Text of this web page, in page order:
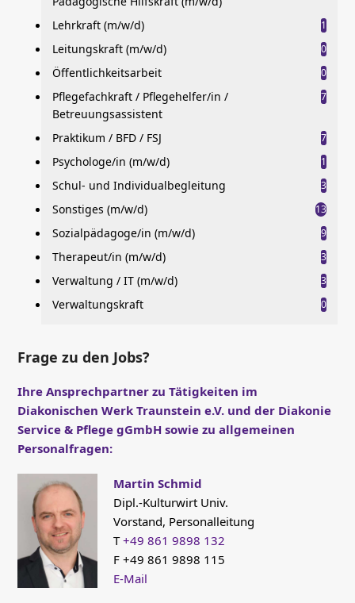
Lehrkraft (m/w/d)
1
Leitungskraft (m/w/d) 0
Öffentlichkeitsarbeit 0
Pflegefachkraft / Pflegehelfer/in /
Betreuungsassistent
7
Praktikum / BFD / FSJ 7
Psychologe/in (m/w/d) 1
Schul- und Individualbegleitung 3
Sonstiges (m/w/d) 13
Sozialpädagoge/in (m/w/d) 9
Therapeut/in (m/w/d) 3
Verwaltung / IT (m/w/d) 3
Verwaltungskraft 0
Frage zu den Jobs?
Ihre Ansprechpartner zu Tätigkeiten im
Diakonischen Werk Traunstein e.V. und der Diakonie
Service & Pflege gGmbH sowie zu allgemeinen
Personalfragen:
Martin Schmid
Dipl.-Kulturwirt Univ.
Vorstand, Personalleitung
T+49 861 9898 132
F +49 861 9898 115
E-Mail